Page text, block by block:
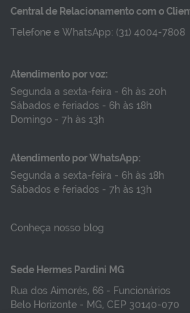
Central de Relacionamento com o
Telefone e WhatsApp: (31) 4004-7808
Atendimento por voz:
Segunda a sexta-feira - 6h às 20h
Sábados e feriados - 6h às 18h
Domingo - 7h às 13h
Atendimento por WhatsApp:
Segunda a sexta-feira - 6h às 18h
Sábados e feriados - 7h às 13h
Conheça nosso blog
Sede Hermes Pardini MG
Rua dos Aimorés, 66 - Funcionários
Belo Horizonte - MG, CEP 30140-070